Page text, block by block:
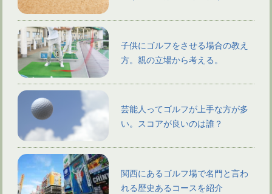
子供にゴルフをさせる場合の教え
方。親の立場から考える。
芸能人ってゴルフが上手な方が多
い。スコアが良いのは誰？
関西にあるゴルフ場で名門と言わ
れる歴史あるコースを紹介